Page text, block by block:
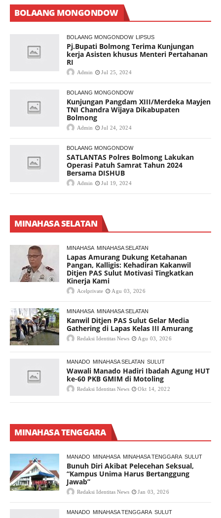
BOLAANG MONGONDOW
BOLAANG MONGONDOW LIPSUS
Pj.Bupati Bolmong Terima Kunjungan
kerja Asisten khusus Menteri Pertahanan
RI
Admin Jul 25, 2024
BOLAANG MONGONDOW
Kunjungan Pangdam XIII/Merdeka Mayjen
TNI Chandra Wijaya Dikabupaten
Bolmong
Admin Jul 24, 2024
BOLAANG MONGONDOW
SATLANTAS Polres Bolmong Lakukan
Operasi Patuh Samrat Tahun 2024
Bersama DISHUB
Admin Jul 19, 2024
MINAHASA SELATAN
MINAHASA MINAHASA SELATAN
Lapas Amurang Dukung Ketahanan
Pangan, Kalligis: Kehadiran Kakanwil
Ditjen PAS Sulut Motivasi Tingkatkan
Kinerja Kami
Acelprivate Agu 03, 2026
MINAHASA MINAHASA SELATAN
Kanwil Ditjen PAS Sulut Gelar Media
Gathering di Lapas Kelas III Amurang
Redaksi Identitas News Agu 03, 2026
MANADO MINAHASA SELATAN SULUT
Wawali Manado Hadiri Ibadah Agung HUT
ke-60 PKB GMIM di Motoling
Redaksi Identitas News Okt 14, 2022
MINAHASA TENGGARA
MANADO MINAHASA MINAHASA TENGGARA SULUT
Bunuh Diri Akibat Pelecehan Seksual,
“Kampus Unima Harus Bertanggung
Jawab”
Redaksi Identitas News Jan 03, 2026
MANADO MINAHASA TENGGARA SULUT